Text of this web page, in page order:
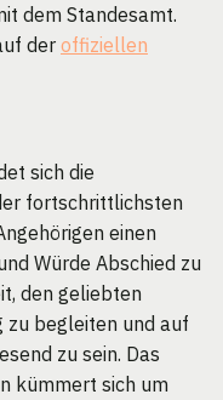
dem Standesamt.
der offiziellen
sich die
fortschrittlichsten
einen
Würde Abschied zu
den geliebten
zu begleiten und auf
zu sein. Das
kümmert sich um